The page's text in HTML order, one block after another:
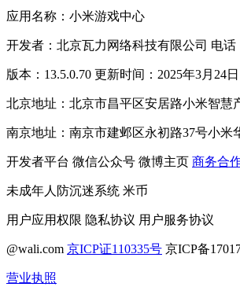
应用名称：小米游戏中心
开发者：北京瓦力网络科技有限公司 电话
版本：13.5.0.70 更新时间：2025年3月24日
北京地址：北京市昌平区安居路小米智慧
南京地址：南京市建邺区永初路37号小米
开发者平台 微信公众号 微博主页 商务合
未成年人防沉迷系统 米币
用户应用权限 隐私协议 用户服务协议
@wali.com 京ICP证110335号 京ICP备
营业执照